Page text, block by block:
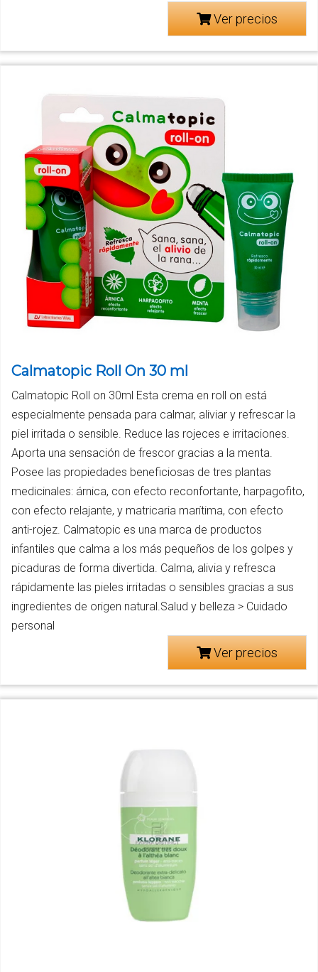
Ver precios
Calmatopic Roll On 30 ml
Calmatopic Roll on 30ml Esta crema en roll on está
especialmente pensada para calmar, aliviar y refrescar la
piel irritada o sensible. Reduce las rojeces e irritaciones.
Aporta una sensación de frescor gracias a la menta.
Posee las propiedades beneficiosas de tres plantas
medicinales: árnica, con efecto reconfortante, harpagofito,
con efecto relajante, y matricaria marítima, con efecto
anti-rojez. Calmatopic es una marca de productos
infantiles que calma a los más pequeños de los golpes y
picaduras de forma divertida. Calma, alivia y refresca
rápidamente las pieles irritadas o sensibles gracias a sus
ingredientes de origen natural.Salud y belleza > Cuidado
personal
Ver precios